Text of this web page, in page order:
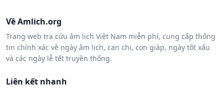
Về Amlich.org
Trang web tra cứu âm lịch Việt Nam miễn phí, cung cấp thông
tin chính xác về ngày âm lịch, can chi, con giáp, ngày tốt xấu
và các ngày lễ tết truyền thống.
Liên kết nhanh